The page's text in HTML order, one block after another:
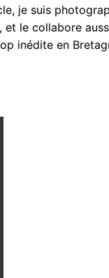
je suis
le collabore
inédite en